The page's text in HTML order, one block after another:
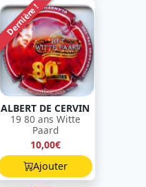
Dernière !
ALBERT DE CERVIN
19 80 ans Witte
Paard
10,00€
Ajouter